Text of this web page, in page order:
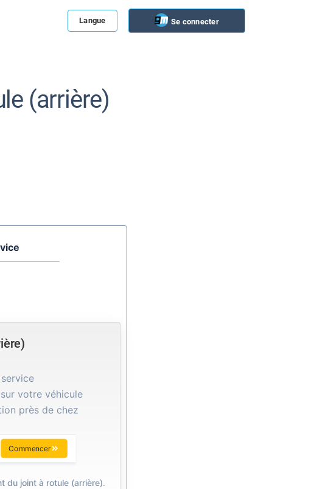
Langue Se connecter
(arrière)
votre véhicule
près de chez
Commencer
du joint à rotule (arrière).